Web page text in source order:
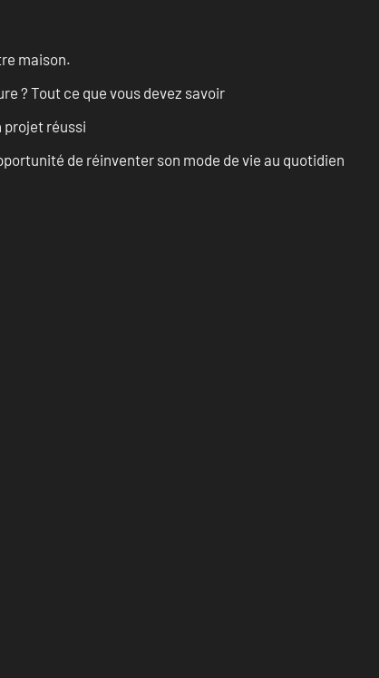
maison.
? Tout ce que vous devez savoir
projet réussi
de réinventer son mode de vie au quotidien